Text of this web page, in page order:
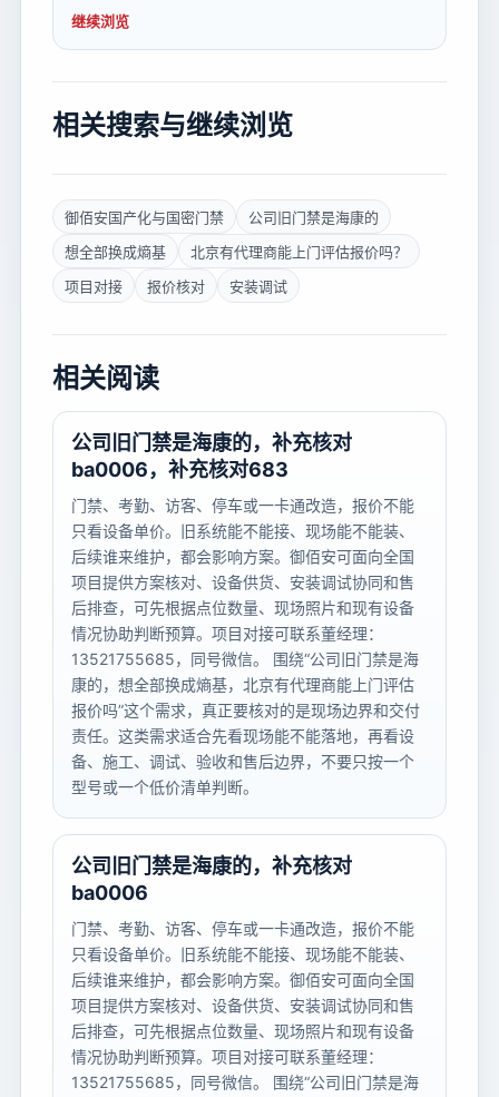
继续浏览
相关搜索与继续浏览
御佰安国产化与国密门禁
公司旧门禁是海康的
想全部换成熵基
北京有代理商能上门评估报价吗？
项目对接
报价核对 安装调试
相关阅读
公司旧门禁是海康的，补充核对
ba0006，补充核对683
门禁、考勤、访客、停车或一卡通改造，报价不能
只看设备单价。旧系统能不能接、现场能不能装、
后续谁来维护，都会影响方案。御佰安可面向全国
项目提供方案核对、设备供货、安装调试协同和售
后排查，可先根据点位数量、现场照片和现有设备
情况协助判断预算。项目对接可联系董经理：
13521755685，同号微信。 围绕“公司旧门禁是海
康的，想全部换成熵基，北京有代理商能上门评估
报价吗”这个需求，真正要核对的是现场边界和交付
责任。这类需求适合先看现场能不能落地，再看设
备、施工、调试、验收和售后边界，不要只按一个
型号或一个低价清单判断。
公司旧门禁是海康的，补充核对
ba0006
门禁、考勤、访客、停车或一卡通改造，报价不能
只看设备单价。旧系统能不能接、现场能不能装、
后续谁来维护，都会影响方案。御佰安可面向全国
项目提供方案核对、设备供货、安装调试协同和售
后排查，可先根据点位数量、现场照片和现有设备
情况协助判断预算。项目对接可联系董经理：
13521755685，同号微信。 围绕“公司旧门禁是海